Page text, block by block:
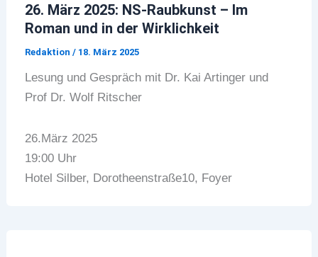
26. März 2025: NS-Raubkunst – Im
Roman und in der Wirklichkeit
Redaktion / 18. März 2025
Lesung und Gespräch mit Dr. Kai Artinger und
Prof Dr. Wolf Ritscher
26.März 2025
19:00 Uhr
Hotel Silber, Dorotheenstraße10, Foyer